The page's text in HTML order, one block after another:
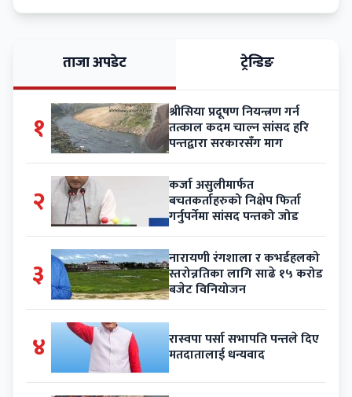
ताजा अपडेट ट्रेन्डिङ
१ श्रीसिया प्रदूषण नियन्त्रण गर्न
तत्काल कदम चाल्न सांसद हरि
पन्तद्वारा सरकारसँग माग
२ कर्जा असुलीमार्फत
बचतकर्ताहरुको निक्षेप फिर्ता
गर्नुपर्नेमा सांसद पन्तको जोड
३ नारायणी रंगशाला र कभर्डहलको
स्तरोन्नतिका लागि साढे १५ करोड
बजेट विनियोजन
४ रास्वपा पर्सा सभापति पन्तले दिए
मतदातालाई धन्यवाद